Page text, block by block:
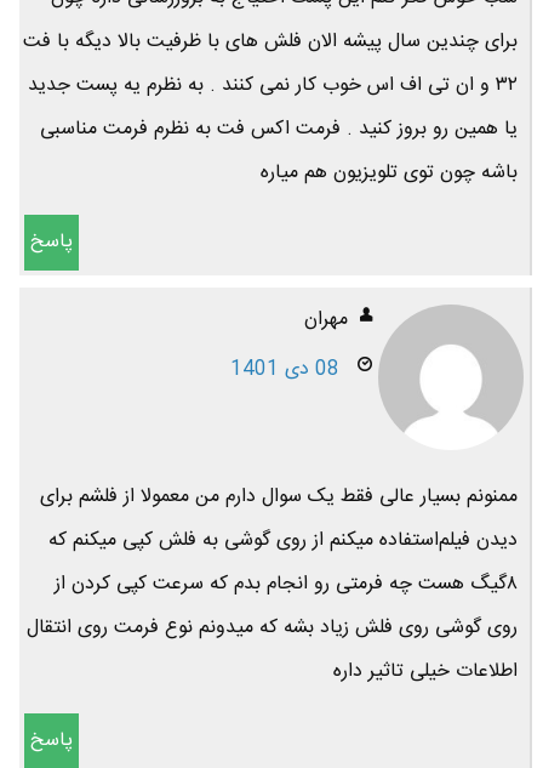
برای چندین سال پیشه الان فلش های با ظرفیت بالا دیگه با فت
۳۲ و ان تی اف اس خوب کار نمی کنند . به نظرم یه پست جدید
یا همین رو بروز کنید . فرمت اکس فت به نظرم فرمت مناسبی
باشه چون توی تلویزیون هم میاره
پاسخ
مهران
08 دی 1401
ممنونم بسیار عالی فقط یک سوال دارم من معمولا از فلشم برای
دیدن فیلم‌استفاده میکنم از روی گوشی به فلش کپی میکنم که
۸گیگ‌ هست چه فرمتی رو انجام بدم که سرعت کپی کردن از
روی گوشی روی فلش زیاد بشه که میدونم نوع فرمت روی انتقال
اطلاعات خیلی تاثیر داره
پاسخ